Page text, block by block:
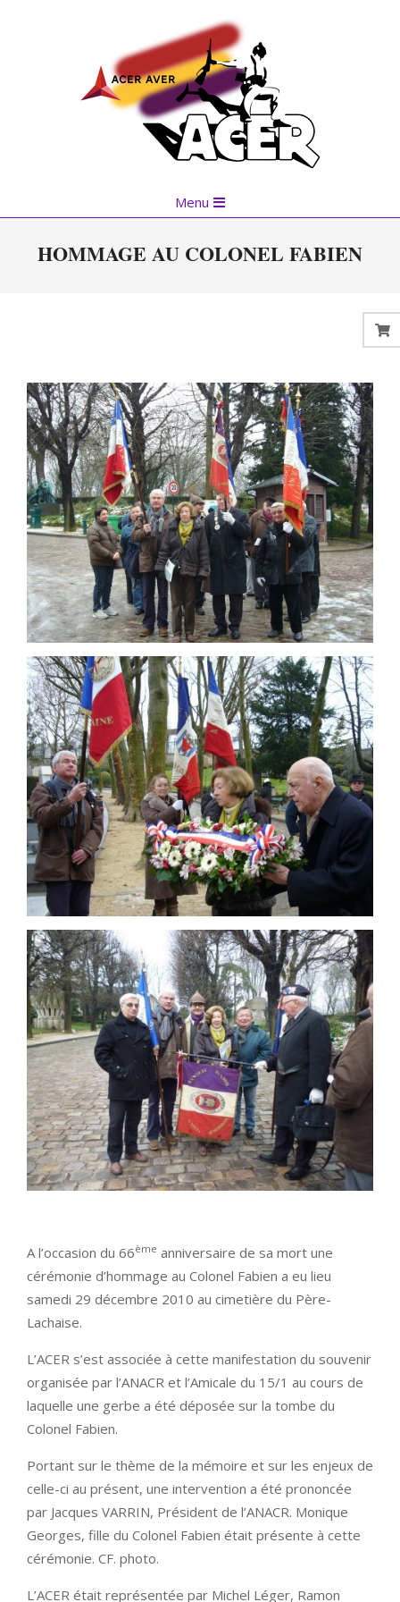
Navigation
Menu
HOMMAGE AU COLONEL FABIEN
A l’occasion du 66ème anniversaire de sa mort une
cérémonie d’hommage au Colonel Fabien a eu lieu
samedi 29 décembre 2010 au cimetière du Père-
Lachaise.
L’ACER s’est associée à cette manifestation du souvenir
organisée par l’ANACR et l’Amicale du 15/1 au cours de
laquelle une gerbe a été déposée sur la tombe du
Colonel Fabien.
Portant sur le thème de la mémoire et sur les enjeux de
celle-ci au présent, une intervention a été prononcée
par Jacques VARRIN, Président de l’ANACR. Monique
Georges, fille du Colonel Fabien était présente à cette
cérémonie. CF. photo.
L’ACER était représentée par Michel Léger, Ramon